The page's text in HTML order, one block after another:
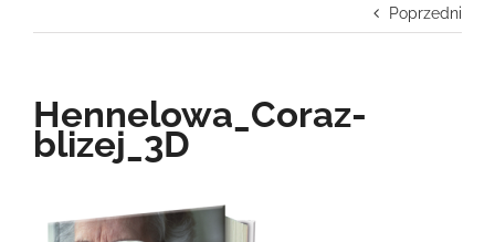
Poprzedni
Hennelowa_Coraz-
blizej_3D